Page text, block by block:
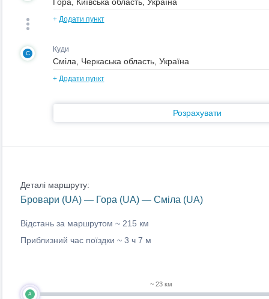
+ Додати пункт
C Куди
+ Додати пункт
Розрахувати
Деталі маршруту:
Бровари (UA) — Гора (UA) — Сміла (UA)
Відстань за маршрутом ~ 215 км
Приблизний час поїздки ~ 3 ч 7 м
A
~ 23 км